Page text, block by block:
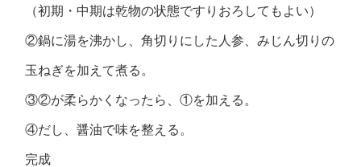
（初期・中期は乾物の状態ですりおろしてもよい）
②鍋に湯を沸かし、角切りにした人参、みじん切りの
玉ねぎを加えて煮る。
③②が柔らかくなったら、①を加える。
④だし、醤油で味を整える。
完成